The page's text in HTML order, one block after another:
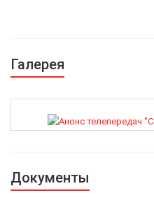
Галерея
Документы